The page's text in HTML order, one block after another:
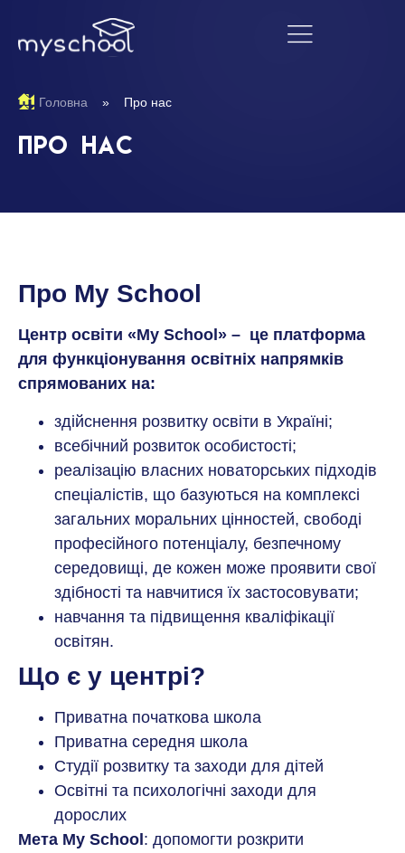
Головна » Про нас
Про нас
Про My School
Центр освіти «My School» – це платформа
для функціонування освітніх напрямків
спрямованих на:
здійснення розвитку освіти в Україні;
всебічний розвиток особистості;
реалізацію власних новаторських підходів
спеціалістів, що базуються на комплексі
загальних моральних цінностей, свободі
професійного потенціалу, безпечному
середовищі, де кожен може проявити свої
здібності та навчитися їх застосовувати;
навчання та підвищення кваліфікації
освітян.
Що є у центрі?
Приватна початкова школа
Приватна середня школа
Студії розвитку та заходи для дітей
Освітні та психологічні заходи для
дорослих
Мета My School: допомогти розкрити